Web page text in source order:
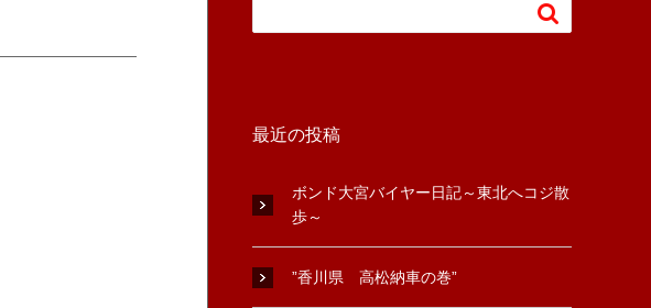

最近の投稿
ボンド大宮バイヤー日記～東北へコジ散
歩～
”香川県 高松納車の巻”